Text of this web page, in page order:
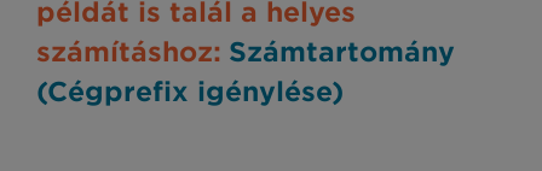
példát is talál a helyes
számításhoz: Számtartomány
(Cégprefix igénylése)